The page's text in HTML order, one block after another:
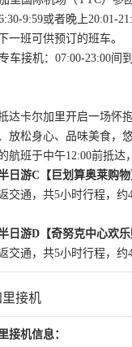
9:59或者晚上20:01-
一班可供预订的班车。
车接机：07:00-23:00间
达卡尔加里开启一场怀
放松身心、品味美食，
航班于中午12:00前抵
日游C【巨划算奥莱购
交通，共5小时行程，
日游D【奇努克中心欢
交通，共5小时行程，
接机
接机信息：